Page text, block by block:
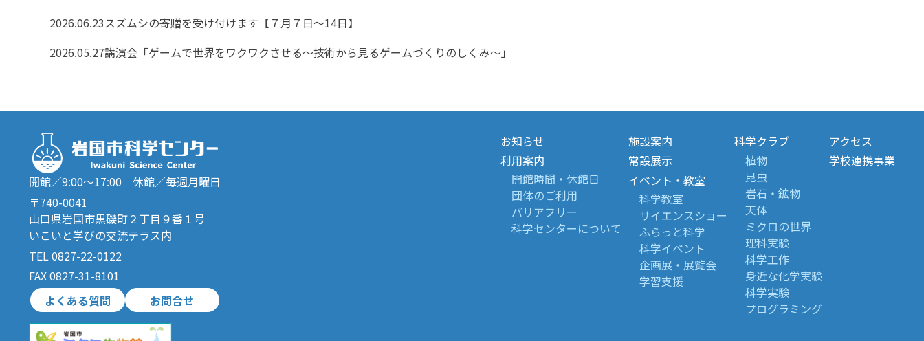
2026.06.23スズムシの寄贈を受け付けます【７月７日～14日】
2026.05.27講演会「ゲームで世界をワクワクさせる～技術から見るゲームづくりのしくみ～」
開館／9:00～17:00 休館／毎週月曜日
〒740-0041
山口県岩国市黒磯町２丁目９番１号
いこいと学びの交流テラス内
TEL 0827-22-0122
FAX 0827-31-8101
よくある質問
お問合せ
お知らせ
利用案内
開館時間・休館日
団体のご利用
バリアフリー
科学センターについて
施設案内
常設展示
イベント・教室
科学教室
サイエンスショー
ふらっと科学
科学イベント
企画展・展覧会
学習支援
科学クラブ
植物
昆虫
岩石・鉱物
天体
ミクロの世界
理科実験
科学工作
身近な化学実験
科学実験
プログラミング
アクセス
学校連携事業